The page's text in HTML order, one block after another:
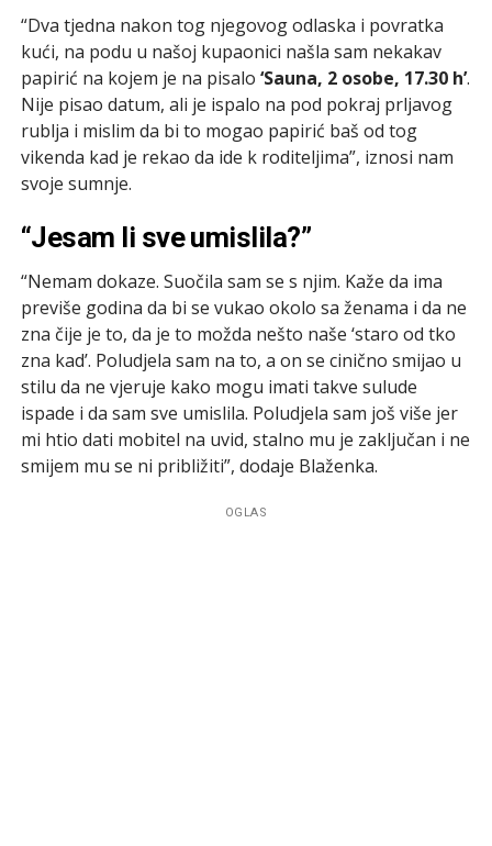
“Dva tjedna nakon tog njegovog odlaska i povratka
kući, na podu u našoj kupaonici našla sam nekakav
papirić na kojem je na pisalo ‘Sauna, 2 osobe, 17.30 h’.
Nije pisao datum, ali je ispalo na pod pokraj prljavog
rublja i mislim da bi to mogao papirić baš od tog
vikenda kad je rekao da ide k roditeljima”, iznosi nam
svoje sumnje.
“Jesam li sve umislila?”
“Nemam dokaze. Suočila sam se s njim. Kaže da ima
previše godina da bi se vukao okolo sa ženama i da ne
zna čije je to, da je to možda nešto naše ‘staro od tko
zna kad’. Poludjela sam na to, a on se cinično smijao u
stilu da ne vjeruje kako mogu imati takve sulude
ispade i da sam sve umislila. Poludjela sam još više jer
mi htio dati mobitel na uvid, stalno mu je zaključan i ne
smijem mu se ni približiti”, dodaje Blaženka.
OGLAS